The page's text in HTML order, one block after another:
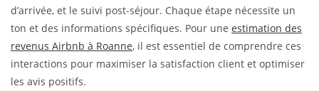
d’arrivée, et le suivi post-séjour. Chaque étape nécessite un
ton et des informations spécifiques. Pour une estimation des
revenus Airbnb à Roanne, il est essentiel de comprendre ces
interactions pour maximiser la satisfaction client et optimiser
les avis positifs.